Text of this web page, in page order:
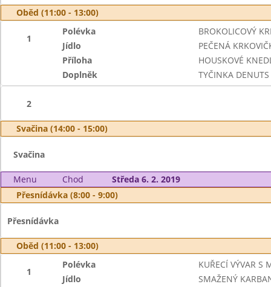
Oběd (11:00 - 13:00)
1
Polévka
BROKOLICOVÝ
Jídlo
PEČENÁ
Příloha
HOUSKOVÉ
Doplněk
TYČINKA DENUTS
2
Svačina (14:00 - 15:00)
Svačina
Menu Chod
Středa 6. 2. 2019
Přesnídávka (8:00 - 9:00)
Přesnídávka
Oběd (11:00 - 13:00)
1
Polévka
KUŘECÍ VÝVAR S
Jídlo
SMAŽENÝ